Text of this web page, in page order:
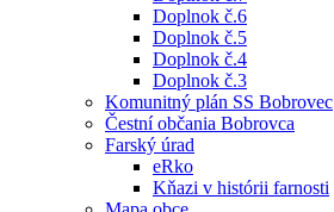
Doplnok č.6
Doplnok č.5
Doplnok č.4
Doplnok č.3
Komunitný plán SS Bobrovec
Čestní občania Bobrovca
Farský úrad
eRko
Kňazi v histórii farnosti